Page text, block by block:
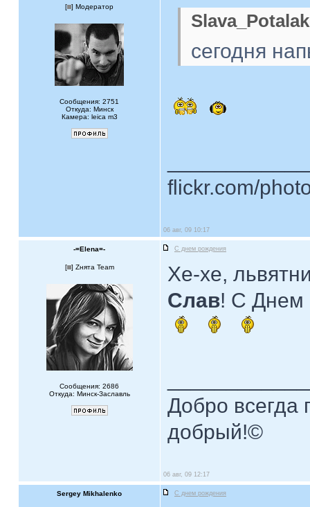
[ ] Модератор
Сообщения: 2751
Откуда: Минск
Камера: leica m3
сегодня
flickr.com/
06 авг, 09 10:17
-=Elena=- С днем рождения
[ ] Zнята Team
Сообщения: 2686
Откуда: Минск-Заславль
Хе-хе,
Слав! С Днем
Добро всегда
добрый!©
06 авг, 09 12:17
Sergey Mikhalenko С днем рождения